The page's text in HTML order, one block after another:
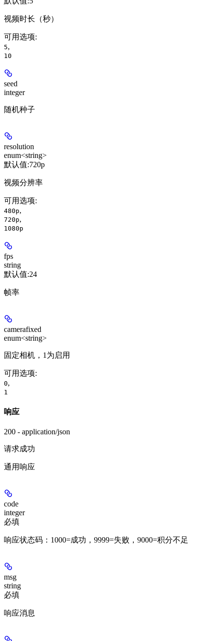
视频时长（秒）
可用选项:
5,
10
seed
integer
随机种子
resolution
enum<string>
默认值:720p
视频分辨率
可用选项:
480p,
720p,
1080p
fps
string
默认值:24
帧率
camerafixed
enum<string>
固定相机，1为启用
可用选项:
0,
1
响应
200 - application/json
请求成功
通用响应
code
integer
必填
响应状态码：1000=成功，9999=失败，9000=积分不足
msg
string
必填
响应消息